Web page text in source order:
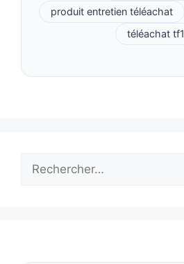
produit entretien téléachat
téléachat tf1
Rechercher :